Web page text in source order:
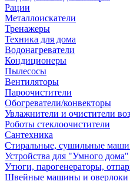
Рации
Металлоискатели
Тренажеры
Техника для дома
Водонагреватели
Кондиционеры
Пылесосы
Вентиляторы
Пароочистители
Обогреватели/конвекторы
Увлажнители и очистители
Роботы стеклоочистители
Сантехника
Стиральные, сушильные
Устройства для "Умного дома"
Утюги, парогенераторы,
Швейные машины и оверлоки